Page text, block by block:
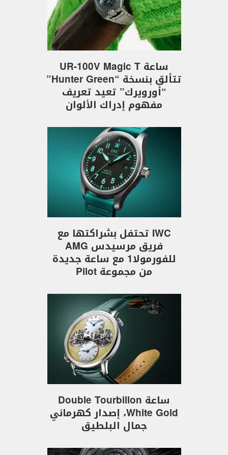
ساعة UR-100V Magic T
تتألق بنسخة “Hunter Green”
“أورويرك” تعيد تعريف
مفهوم إدراك الألوان
IWC تحتفل بشراكتها مع
فريق مرسيدس AMG
للفورمولا1 مع ساعة جديدة
من مجموعة Pilot
ساعة Double Tourbillon
White Gold، إصدار كهرماني
جمال البلطيق